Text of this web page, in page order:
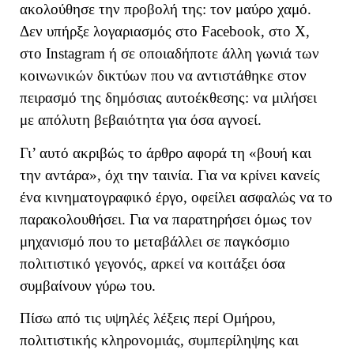
ακολούθησε την προβολή της: τον μαύρο χαμό.
Δεν υπήρξε λογαριασμός στο Facebook, στο X,
στο Instagram ή σε οποιαδήποτε άλλη γωνιά των
κοινωνικών δικτύων που να αντιστάθηκε στον
πειρασμό της δημόσιας αυτοέκθεσης: να μιλήσει
με απόλυτη βεβαιότητα για όσα αγνοεί.
Γι’ αυτό ακριβώς το άρθρο αφορά τη «βουή και
την αντάρα», όχι την ταινία. Για να κρίνει κανείς
ένα κινηματογραφικό έργο, οφείλει ασφαλώς να το
παρακολουθήσει. Για να παρατηρήσει όμως τον
μηχανισμό που το μεταβάλλει σε παγκόσμιο
πολιτιστικό γεγονός, αρκεί να κοιτάξει όσα
συμβαίνουν γύρω του.
Πίσω από τις υψηλές λέξεις περί Ομήρου,
πολιτιστικής κληρονομιάς, συμπερίληψης και